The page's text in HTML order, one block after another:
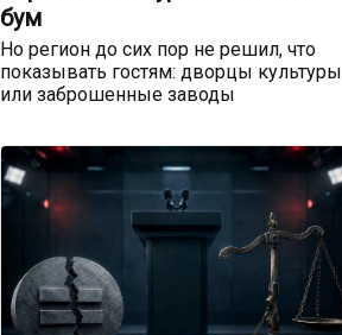
бум
Но регион до сих пор не решил, что
показывать гостям: дворцы культуры
или заброшенные заводы